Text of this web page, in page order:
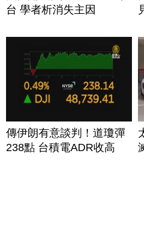
台 學者析消失主因
傳伊朗有意談判！道瓊彈
238點 台積電ADR收高